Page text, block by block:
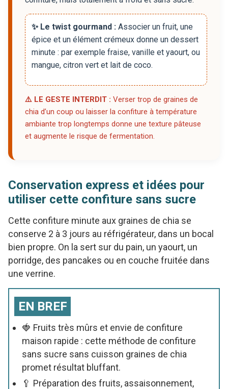
✨ Le twist gourmand : Associer un fruit, une
épice et un élément crémeux donne un dessert
minute : par exemple fraise, vanille et yaourt, ou
mangue, citron vert et lait de coco.
⚠️ LE GESTE INTERDIT : Verser trop de graines de
chia d’un coup ou laisser la confiture à température
ambiante trop longtemps donne une texture pâteuse
et augmente le risque de fermentation.
Conservation express et idées pour
utiliser cette confiture sans sucre
Cette confiture minute aux graines de chia se
conserve 2 à 3 jours au réfrigérateur, dans un bocal
bien propre. On la sert sur du pain, un yaourt, un
porridge, des pancakes ou en couche fruitée dans
une verrine.
EN BREF
🍓 Fruits très mûrs et envie de confiture
maison rapide : cette méthode de confiture
sans sucre sans cuisson graines de chia
promet résultat bluffant.
🥄 Préparation des fruits, assaisonnement,